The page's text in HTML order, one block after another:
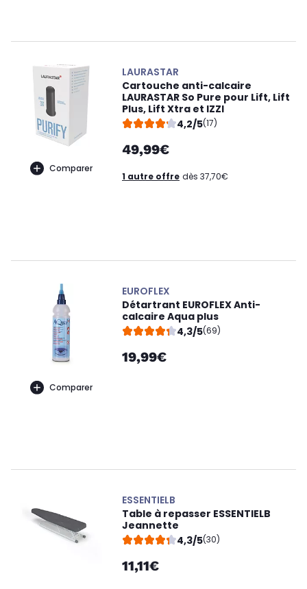
Comparer
LAURASTAR
Cartouche anti-calcaire
LAURASTAR So Pure pour Lift, Lift
Plus, Lift Xtra et IZZI
4,2/5(17)
49,99€
1 autre offre dès 37,70€
Comparer
EUROFLEX
Détartrant EUROFLEX Anti-
calcaire Aqua plus
4,3/5(69)
19,99€
ESSENTIELB
Table à repasser ESSENTIELB
Jeannette
4,3/5(30)
11,11€